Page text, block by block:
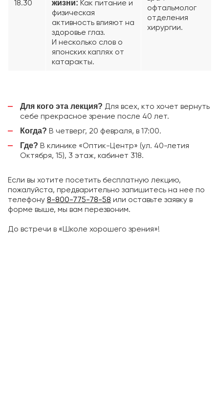
18.30 жизни: Как питание и
физическая
активность влияют на
здоровье глаз.
И несколько слов о
японских каплях от
катаракты.
офтальмолог
отделения
хирургии.
Для кого эта лекция? Для всех, кто хочет вернуть
себе прекрасное зрение после 40 лет.
Когда? В четверг, 20 февраля, в 17:00.
Где? В клинике «Оптик-Центр» (ул. 40-летия
Октября, 15), 3 этаж, кабинет 318.
Если вы хотите посетить бесплатную лекцию,
пожалуйста, предварительно запишитесь на нее по
телефону 8-800-775-78-58 или оставьте заявку в
форме выше, мы вам перезвоним.
До встречи в «Школе хорошего зрения»!